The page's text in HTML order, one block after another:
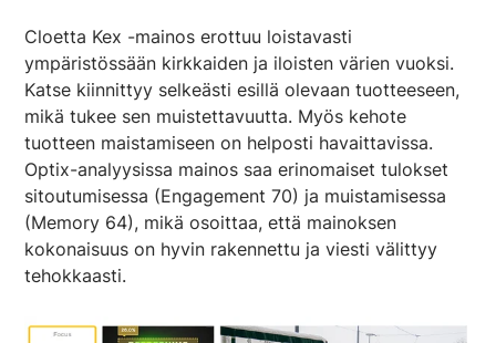
Cloetta Kex -mainos erottuu loistavasti
ympäristössään kirkkaiden ja iloisten värien vuoksi.
Katse kiinnittyy selkeästi esillä olevaan tuotteeseen,
mikä tukee sen muistettavuutta. Myös kehote
tuotteen maistamiseen on helposti havaittavissa.
Optix-analyysissa mainos saa erinomaiset tulokset
sitoutumisessa (Engagement 70) ja muistamisessa
(Memory 64), mikä osoittaa, että mainoksen
kokonaisuus on hyvin rakennettu ja viesti välittyy
tehokkaasti.